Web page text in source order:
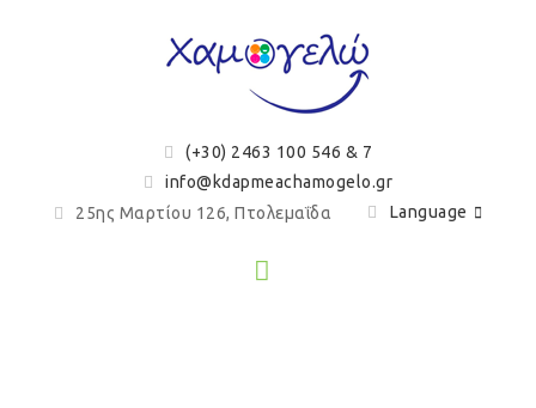
(+30) 2463 100 546 & 7
info@kdapmeachamogelo.gr
25ης Μαρτίου 126, Πτολεμαΐδα
Language